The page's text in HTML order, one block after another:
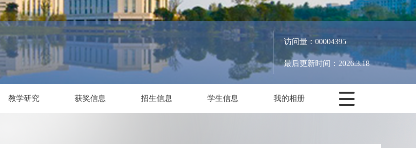
访问量： 00004395
最后更新时间： 2026.3.18
教学研究 获奖信息 招生信息 学生信息 我的相册